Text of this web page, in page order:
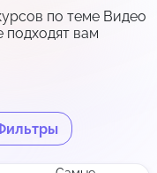
по теме Видео
подходят вам